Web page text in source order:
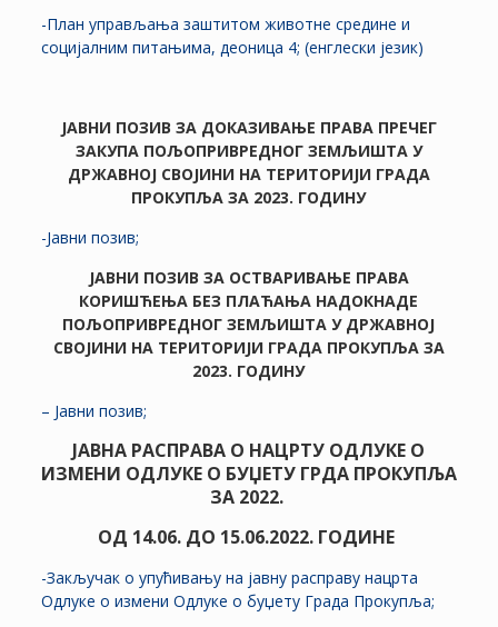
-План управљања заштитом животне средине и
социјалним питањима, деоница 4; (енглески језик)
ЈАВНИ ПОЗИВ ЗА ДОКАЗИВАЊЕ ПРАВА ПРЕЧЕГ
ЗАКУПА ПОЉОПРИВРЕДНОГ ЗЕМЉИШТА У
ДРЖАВНОЈ СВОЈИНИ НА ТЕРИТОРИЈИ ГРАДА
ПРОКУПЉА ЗА 2023. ГОДИНУ
-Јавни позив;
ЈАВНИ ПОЗИВ ЗА ОСТВАРИВАЊЕ ПРАВА
КОРИШЋЕЊА БЕЗ ПЛАЋАЊА НАДОКНАДЕ
ПОЉОПРИВРЕДНОГ ЗЕМЉИШТА У ДРЖАВНОЈ
СВОЈИНИ НА ТЕРИТОРИЈИ ГРАДА ПРОКУПЉА ЗА
2023. ГОДИНУ
– Јавни позив;
ЈАВНА РАСПРАВА О НАЦРТУ ОДЛУКЕ О
ИЗМЕНИ ОДЛУКЕ О БУЏЕТУ ГРДА ПРОКУПЉА
ЗА 2022.
ОД 14.06. ДО 15.06.2022. ГОДИНЕ
-Закључак о упућивању на јавну расправу нацрта
Одлуке о измени Одлуке о буџету Града Прокупља;